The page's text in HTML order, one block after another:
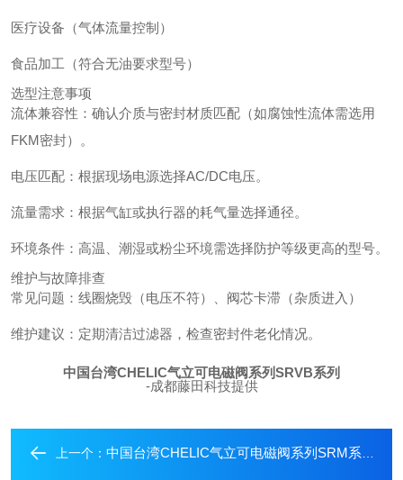
医疗设备（气体流量控制）
食品加工（符合无油要求型号）
选型注意事项
流体兼容性：确认介质与密封材质匹配（如腐蚀性流体需选用
FKM密封）。
电压匹配：根据现场电源选择AC/DC电压。
流量需求：根据气缸或执行器的耗气量选择通径。
环境条件：高温、潮湿或粉尘环境需选择防护等级更高的型号。
维护与故障排查
常见问题：线圈烧毁（电压不符）、阀芯卡滞（杂质进入）
维护建议：定期清洁过滤器，检查密封件老化情况。
中国台湾CHELIC气立可电磁阀系列SRVB系列
-成都藤田科技提供
上一个： 中国台湾CHELIC气立可电磁阀系列SRM系列